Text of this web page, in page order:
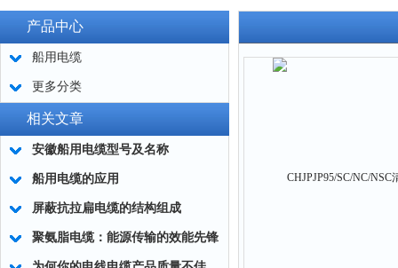
产品中心
船用电缆
更多分类
相关文章
安徽船用电缆型号及名称
船用电缆的应用
屏蔽抗拉扁电缆的结构组成
聚氨脂电缆：能源传输的效能先锋